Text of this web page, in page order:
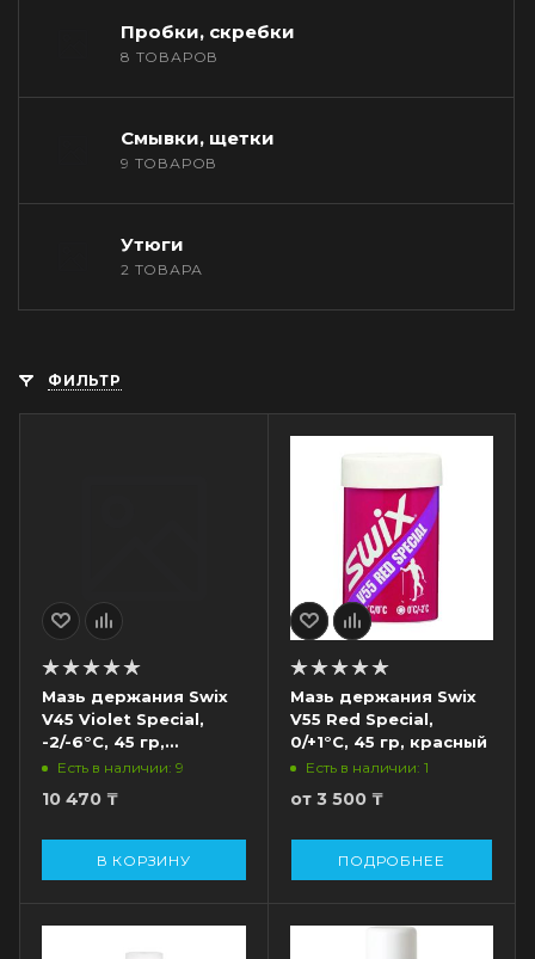
Пробки, скребки
8 ТОВАРОВ
Смывки, щетки
9 ТОВАРОВ
Утюги
2 ТОВАРА
ФИЛЬТР
Мазь держания Swix
V45 Violet Special,
-2/-6°C, 45 гр,
фиолетовый
Есть в наличии: 9
10 470 ₸
В КОРЗИНУ
Мазь держания Swix
V55 Red Special,
0/+1°C, 45 гр, красный
Есть в наличии: 1
от 3 500 ₸
ПОДРОБНЕЕ